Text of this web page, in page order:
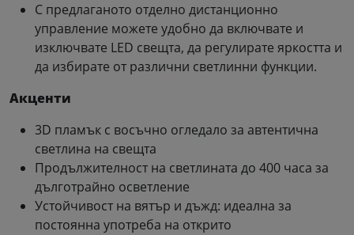
С предлаганото отделно дистанционно
управление можете удобно да включвате и
изключвате LED свещта, да регулирате яркостта и
да избирате от различни светлинни функции.
Акценти
3D пламък с восъчно огледало за автентична
светлина на свещта
Продължителност на светлината до 400 часа за
дълготрайно осветление
Устойчивост на вятър и дъжд: идеална за
постоянна употреба на открито